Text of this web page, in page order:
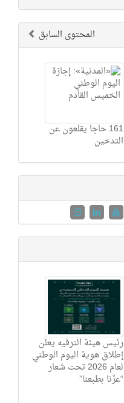
المحتوى السابق
161 حاجا يقلعون عن
التدخين
رئيس هيئة الترفيه يعلن
إطلاق هوية اليوم الوطني
لعام 2026 تحت شعار
“عزّنا بطبعنا”